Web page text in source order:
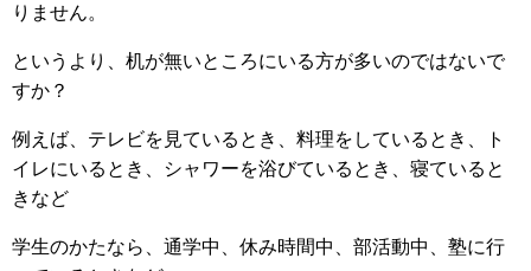
りません。
というより、机が無いところにいる方が多いのではないで
すか？
例えば、テレビを見ているとき、料理をしているとき、ト
イレにいるとき、シャワーを浴びているとき、寝ていると
きなど
学生のかたなら、通学中、休み時間中、部活動中、塾に行